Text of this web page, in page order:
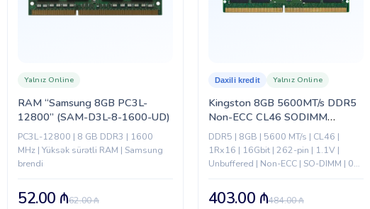
RAM “Samsung 8GB PC3L-
12800” (SAM-D3L-8-1600-UD)
Yalnız Online
PC3L-12800 | 8 GB DDR3 | 1600
MHz | Yüksək sürətli RAM | Samsung
brendi
62.00₼
52.00 ₼
Kingston 8GB 5600MT/s DDR5
Non-ECC CL46 SODIMM
(KVR56S46BS6-8)
Daxili kredit Yalnız Online
DDR5 | 8GB | 5600 MT/s | CL46 |
1Rx16 | 16Gbit | 262-pin | 1.1V |
Unbuffered | Non-ECC | SO-DIMM | 0°C
484.00₼
403.00 ₼